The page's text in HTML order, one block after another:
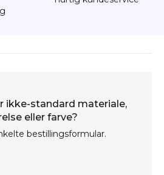
ikke-standard materiale,
eller farve?
bestillingsformular.